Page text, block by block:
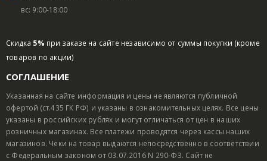
вс: 9:00-18:00
Скидка 5% при заказе на сайте независимо от суммы покупки (кроме
товаров по акции)
СОГЛАШЕНИЕ
Указанная на сайте информация и цены не являются публичной
офертой (ст.435 ГК РФ) и указаны в ознакомительных целях. Все цены
указаны в российских рублях и могут отличаться от цен в наших
розничных магазинах. Все платежи проводятся через кассы наших
магазинов. Чеки на товар выдаются непосредственно в соответствии
с Федеральным законом от 03.07.2016 N 290-ФЗ. Сайт не